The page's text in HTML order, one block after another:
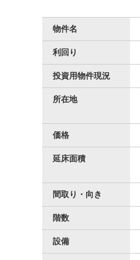
その他
物件名
利回り
投資用物件現況
所在地
価格
延床面積
間取り・向き
階数
設備